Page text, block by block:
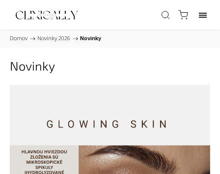
Domov / Novinky 2026 / Novinky
Novinky